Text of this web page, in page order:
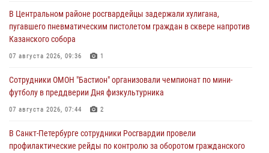
В Центральном районе росгвардейцы задержали хулигана,
пугавшего пневматическим пистолетом граждан в сквере напротив
Казанского собора
07 августа 2026, 09:36 1
Сотрудники ОМОН "Бастион" организовали чемпионат по мини-
футболу в преддверии Дня физкультурника
07 августа 2026, 07:44 2
В Санкт-Петербурге сотрудники Росгвардии провели
профилактические рейды по контролю за оборотом гражданского